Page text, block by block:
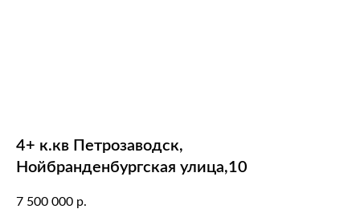
4+ к.кв Петрозаводск,
Нойбранденбургская улица,10
7 500 000 р.